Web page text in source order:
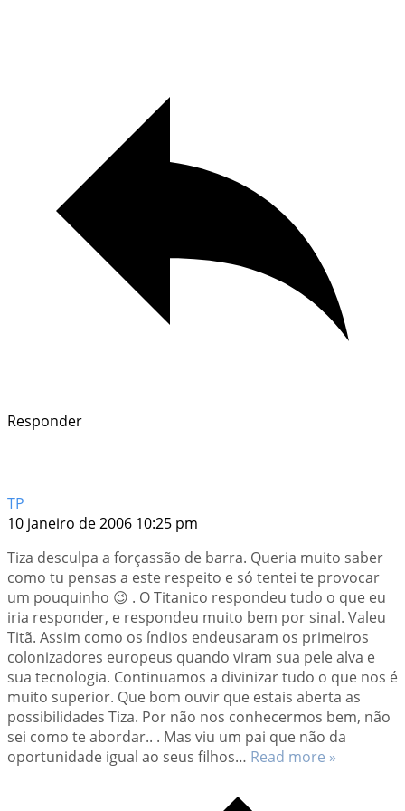
Responder
TP
10 janeiro de 2006 10:25 pm
Tiza desculpa a forçassão de barra. Queria muito saber
como tu pensas a este respeito e só tentei te provocar
um pouquinho 😉 . O Titanico respondeu tudo o que eu
iria responder, e respondeu muito bem por sinal. Valeu
Titã. Assim como os índios endeusaram os primeiros
colonizadores europeus quando viram sua pele alva e
sua tecnologia. Continuamos a divinizar tudo o que nos é
muito superior. Que bom ouvir que estais aberta as
possibilidades Tiza. Por não nos conhecermos bem, não
sei como te abordar.. . Mas viu um pai que não da
oportunidade igual ao seus filhos… Read more »